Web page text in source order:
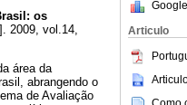
Articulo
os
2009, vol.14,
área da
abrangendo o
de Avaliação